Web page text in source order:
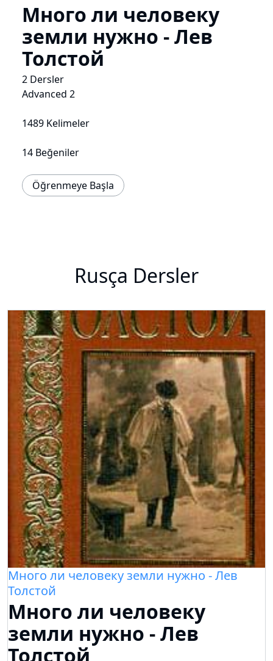
Много ли человеку
земли нужно - Лев
Толстой
2 Dersler
Advanced 2
1489 Kelimeler
14 Beğeniler
Öğrenmeye Başla
Rusça Dersler
Много ли человеку земли нужно - Лев
Толстой
Много ли человеку
земли нужно - Лев
Толстой